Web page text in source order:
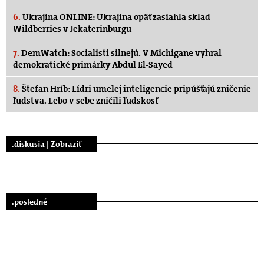
6. Ukrajina ONLINE: Ukrajina opäť zasiahla sklad
Wildberries v Jekaterinburgu
7. DemWatch: Socialisti silnejú. V Michigane vyhral
demokratické primárky Abdul El-Sayed
8. Štefan Hríb: Lídri umelej inteligencie pripúšťajú zničenie
ľudstva. Lebo v sebe zničili ľudskosť
.diskusia | Zobraziť
.posledné